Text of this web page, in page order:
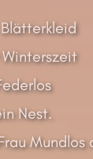
Nest.
Mundlos